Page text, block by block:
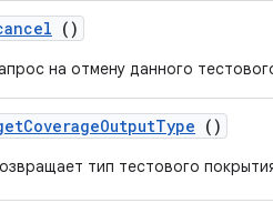
()
на отмену данного
CoverageOutputType ()
тип тестового